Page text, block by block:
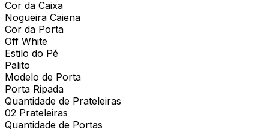
Cor da Caixa
Nogueira Caiena
Cor da Porta
Off White
Estilo do Pé
Palito
Modelo de Porta
Porta Ripada
Quantidade de Prateleiras
02 Prateleiras
Quantidade de Portas